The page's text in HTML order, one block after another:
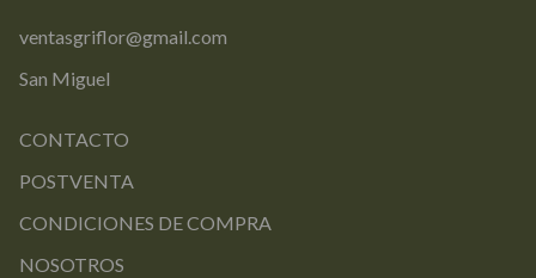
ventasgriflor@gmail.com
San Miguel
CONTACTO
POSTVENTA
CONDICIONES DE COMPRA
NOSOTROS